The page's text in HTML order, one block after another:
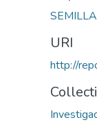
SEMILLA
URI
http://